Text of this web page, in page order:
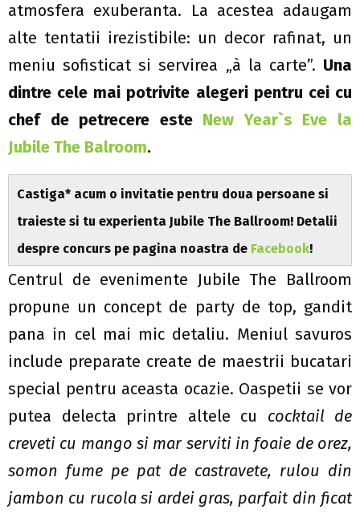
atmosfera exuberanta. La acestea adaugam
alte tentatii irezistibile: un decor rafinat, un
meniu sofisticat si servirea „à la carte”. Una
dintre cele mai potrivite alegeri pentru cei cu
chef de petrecere esteNew Year`s Eve la
Jubile The Balroom.
Castiga* acum o invitatie pentru doua persoane si
traieste si tu experienta Jubile The Ballroom! Detalii
despre concurs pe pagina noastra de Facebook!
Centrul de evenimente Jubile The Ballroom
propune un concept de party de top, gandit
pana in cel mai mic detaliu. Meniul savuros
include preparate create de maestrii bucatari
special pentru aceasta ocazie. Oaspetii se vor
putea delecta printre altele cu cocktail de
creveti cu mango si mar serviti in foaie de orez,
somon fume pe pat de castravete, rulou din
jambon cu rucola si ardei gras, parfait din ficat